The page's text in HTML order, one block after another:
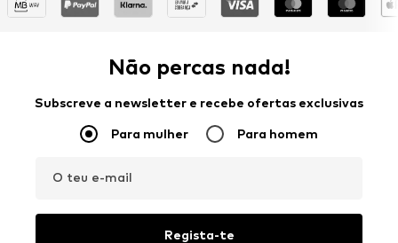
Não percas nada!
Subscreve a newsletter e recebe ofertas exclusivas
Para mulher Para homem
O teu e-mail
Regista-te